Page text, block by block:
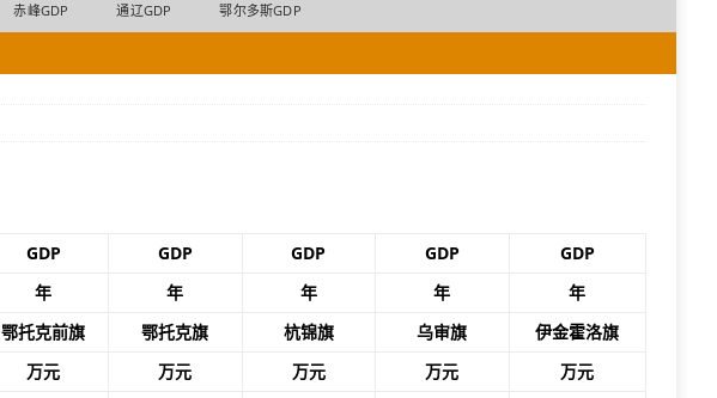
赤峰GDP 通辽GDP 鄂尔多斯GDP
GDP GDP GDP GDP
GDP
年 年 年 年
年
鄂托克前旗 鄂托克旗 杭锦旗 乌审旗
伊金霍洛旗
万元 万元 万元 万元
万元